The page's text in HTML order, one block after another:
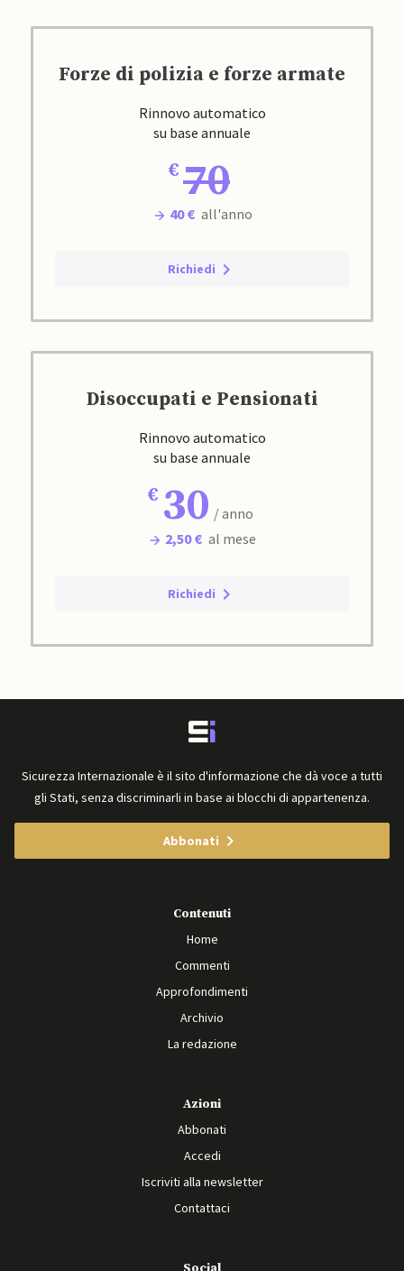
Forze di polizia e forze armate
Rinnovo automatico
su base annuale
70
40 € all'anno
Richiedi
Disoccupati e Pensionati
Rinnovo automatico
su base annuale
30 / anno
2,50 € al mese
Richiedi
Sicurezza Internazionale è il sito d'informazione che dà voce a tutti
gli Stati, senza discriminarli in base ai blocchi di appartenenza.
Abbonati
Contenuti
Home
Commenti
Approfondimenti
Archivio
La redazione
Azioni
Abbonati
Accedi
Iscriviti alla newsletter
Contattaci